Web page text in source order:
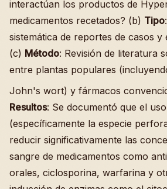
interactúan los productos de
medicamentos recetados? (b) Tipo
sistemática de reportes de casos y
(c) Método: Revisión de literatura
entre plantas populares
John's wort) y fármacos
Resultos: Se documentó que el
(específicamente la especie
reducir significativamente las
sangre de medicamentos como
orales, ciclosporina, warfarina y